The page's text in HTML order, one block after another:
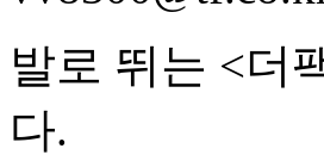
발로 뛰는 <더
다.